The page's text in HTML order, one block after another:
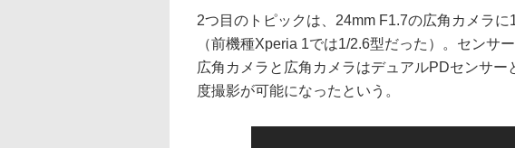
2つ目のトピックは、24mm F1.7の広角カメラ
（前機種Xperia 1では1/2.6型だった）。センサ
広角カメラと広角カメラはデュアルPDセンサ
度撮影が可能になったという。